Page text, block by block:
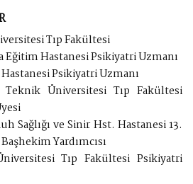
Tıp Fakültesi
Eğitim Hastanesi Psikiyatri Uzmanı
Psikiyatri Uzmanı
Teknik Üniversitesi Tıp Fakültesi
Sağlığı ve Sinir Hst. Hastanesi 13.
Yardımcısı
Tıp Fakültesi Psikiyatri